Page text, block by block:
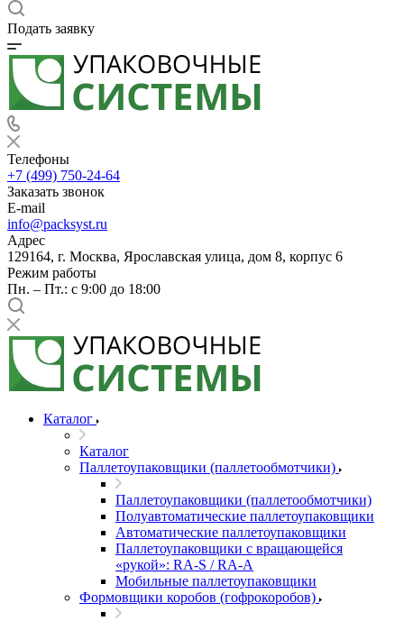
Подать заявку
Телефоны
+7 (499) 750-24-64
Заказать звонок
E-mail
info@packsyst.ru
Адрес
129164, г. Москва, Ярославская улица, дом 8, корпус 6
Режим работы
Пн. – Пт.: с 9:00 до 18:00
Каталог
Каталог
Паллетоупаковщики (паллетообмотчики)
Паллетоупаковщики (паллетообмотчики)
Полуавтоматические паллетоупаковщики
Автоматические паллетоупаковщики
Паллетоупаковщики с вращающейся
«рукой»: RA-S / RA-A
Мобильные паллетоупаковщики
Формовщики коробов (гофрокоробов)